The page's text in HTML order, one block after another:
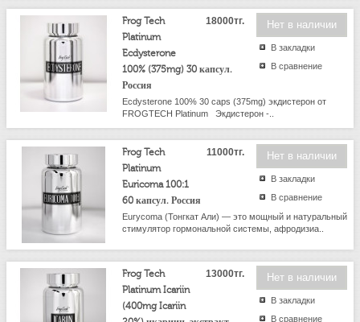
Нет в наличии
В закладки
В сравнение
18000тг.
Frog Tech
Platinum
Ecdysterone
100% (375mg) 30 капсул.
Россия
Ecdysterone 100% 30 caps (375mg) экдистерон от
FROGTECH Platinum Экдистерон -..
Нет в наличии
В закладки
В сравнение
11000тг.
Frog Tech
Platinum
Euricoma 100:1
60 капсул. Россия
Eurycoma (Тонгкат Али) — это мощный и натуральный
стимулятор гормональной системы, афродизиа..
Нет в наличии
В закладки
В сравнение
13000тг.
Frog Tech
Platinum Icariin
(400mg Icariin